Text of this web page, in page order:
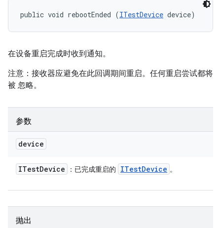
public void rebootEnded (ITestDevice device)
在设备重启完成时收到通知。
注意：接收器应避免在此回调期间重启。任何重启尝试都将
被 忽略。
参数
device
ITestDevice ：已完成重启的 ITestDevice 。
抛出